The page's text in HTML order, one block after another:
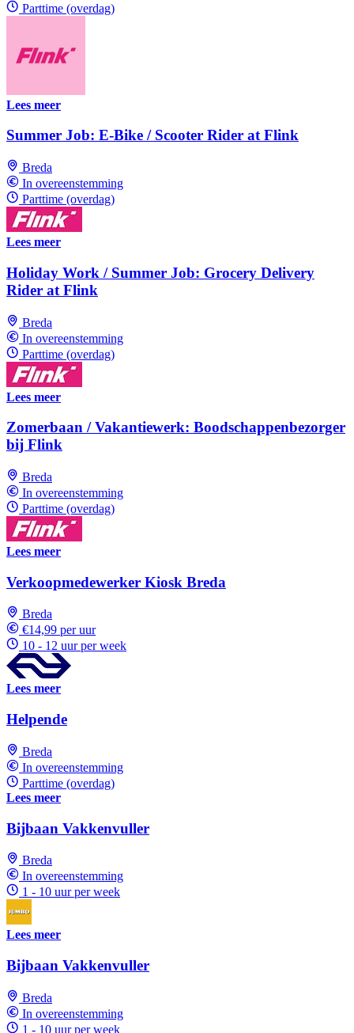
Parttime (overdag)
Lees meer
Summer Job: E-Bike / Scooter Rider at Flink
Breda
In overeenstemming
Parttime (overdag)
Lees meer
Holiday Work / Summer Job: Grocery Delivery
Rider at Flink
Breda
In overeenstemming
Parttime (overdag)
Lees meer
Zomerbaan / Vakantiewerk: Boodschappenbezorger
bij Flink
Breda
In overeenstemming
Parttime (overdag)
Lees meer
Verkoopmedewerker Kiosk Breda
Breda
€14,99 per uur
10 - 12 uur per week
Lees meer
Helpende
Breda
In overeenstemming
Parttime (overdag)
Lees meer
Bijbaan Vakkenvuller
Breda
In overeenstemming
1 - 10 uur per week
Lees meer
Bijbaan Vakkenvuller
Breda
In overeenstemming
1 - 10 uur per week